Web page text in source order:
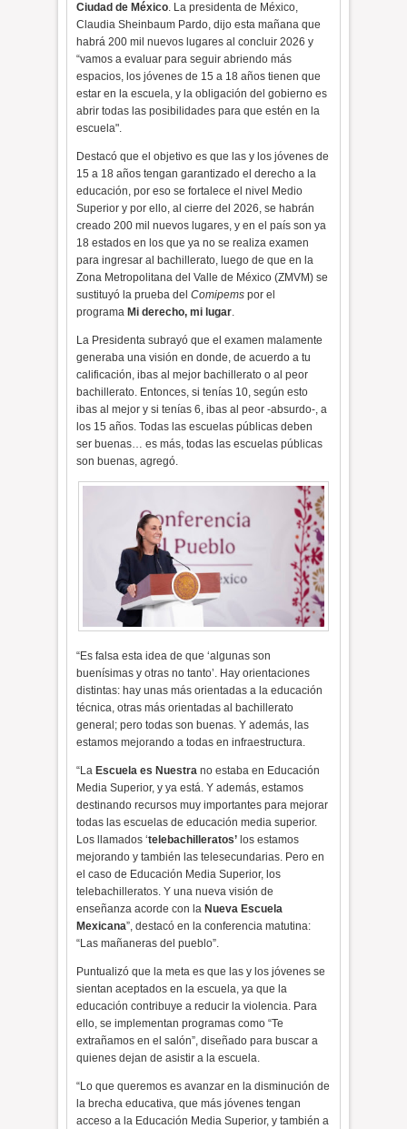
Ciudad de México. La presidenta de México,
Claudia Sheinbaum Pardo, dijo esta mañana que
habrá 200 mil nuevos lugares al concluir 2026 y
“vamos a evaluar para seguir abriendo más
espacios, los jóvenes de 15 a 18 años tienen que
estar en la escuela, y la obligación del gobierno es
abrir todas las posibilidades para que estén en la
escuela".
Destacó que el objetivo es que las y los jóvenes de
15 a 18 años tengan garantizado el derecho a la
educación, por eso se fortalece el nivel Medio
Superior y por ello, al cierre del 2026, se habrán
creado 200 mil nuevos lugares, y en el país son ya
18 estados en los que ya no se realiza examen
para ingresar al bachillerato, luego de que en la
Zona Metropolitana del Valle de México (ZMVM) se
sustituyó la prueba delComipems por el
programa Mi derecho, mi lugar.
La Presidenta subrayó que el examen malamente
generaba una visión en donde, de acuerdo a tu
calificación, ibas al mejor bachillerato o al peor
bachillerato. Entonces, si tenías 10, según esto
ibas al mejor y si tenías 6, ibas al peor -absurdo-, a
los 15 años. Todas las escuelas públicas deben
ser buenas… es más, todas las escuelas públicas
son buenas, agregó.
“Es falsa esta idea de que ‘algunas son
buenísimas y otras no tanto’. Hay orientaciones
distintas: hay unas más orientadas a la educación
técnica, otras más orientadas al bachillerato
general; pero todas son buenas. Y además, las
estamos mejorando a todas en infraestructura.
“La Escuela es Nuestra no estaba en Educación
Media Superior, y ya está. Y además, estamos
destinando recursos muy importantes para mejorar
todas las escuelas de educación media superior.
Los llamados ‘telebachilleratos’ los estamos
mejorando y también las telesecundarias. Pero en
el caso de Educación Media Superior, los
telebachilleratos. Y una nueva visión de
enseñanza acorde con la Nueva Escuela
Mexicana”, destacó en la conferencia matutina:
“Las mañaneras del pueblo”.
Puntualizó que la meta es que las y los jóvenes se
sientan aceptados en la escuela, ya que la
educación contribuye a reducir la violencia. Para
ello, se implementan programas como “Te
extrañamos en el salón”, diseñado para buscar a
quienes dejan de asistir a la escuela.
“Lo que queremos es avanzar en la disminución de
la brecha educativa, que más jóvenes tengan
acceso a la Educación Media Superior, y también a